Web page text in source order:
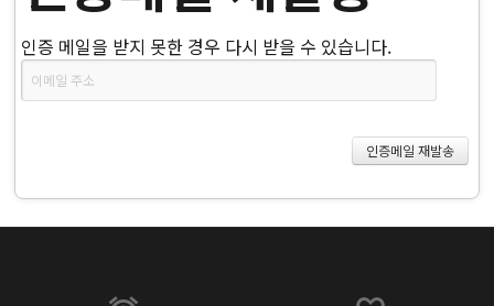
인증 메일을 받지 못한 경우 다시 받을 수 있습니다.